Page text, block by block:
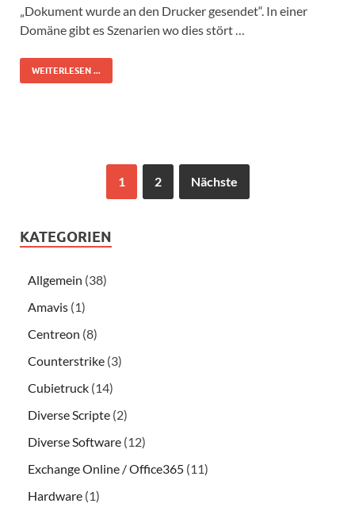
„Dokument wurde an den Drucker gesendet“. In einer
Domäne gibt es Szenarien wo dies stört …
WEITERLESEN ...
1 2 Nächste
KATEGORIEN
Allgemein (38)
Amavis (1)
Centreon (8)
Counterstrike (3)
Cubietruck (14)
Diverse Scripte (2)
Diverse Software (12)
Exchange Online / Office365 (11)
Hardware (1)